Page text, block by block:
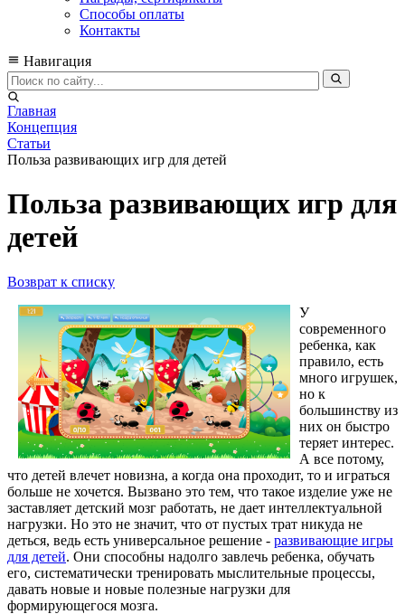
Способы оплаты
Контакты
Навигация
Главная
Концепция
Статьи
Польза развивающих игр для детей
Польза развивающих игр для
детей
Возврат к списку
У
современного
ребенка, как
правило, есть
много игрушек,
но к
большинству из
них он быстро
теряет интерес.
А все потому,
что детей влечет новизна, а когда она проходит, то и играться
больше не хочется. Вызвано это тем, что такое изделие уже не
заставляет детский мозг работать, не дает интеллектуальной
нагрузки. Но это не значит, что от пустых трат никуда не
деться, ведь есть универсальное решение - развивающие игры
для детей. Они способны надолго завлечь ребенка, обучать
его, систематически тренировать мыслительные процессы,
давать новые и новые полезные нагрузки для
формирующегося мозга.